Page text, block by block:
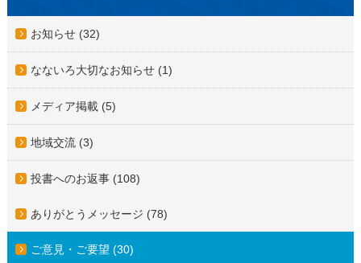
お知らせ (32)
なないろ大切なお知らせ (1)
メディア掲載 (5)
地域交流 (3)
投書へのお返事 (108)
ありがとうメッセージ (78)
ご意見・ご要望 (30)